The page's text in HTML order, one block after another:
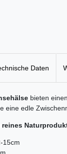
Daten
bieten
eine edle
reines
15cm